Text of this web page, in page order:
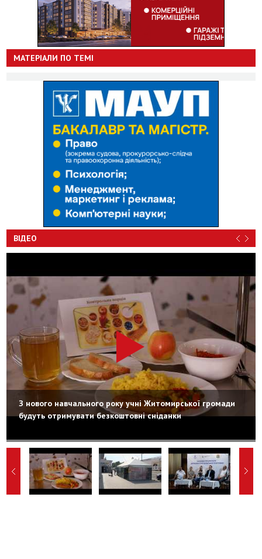
МАТЕРІАЛИ ПО ТЕМІ
ВІДЕО
З нового навчального року учні Житомирської громади
будуть отримувати безкоштовні сніданки